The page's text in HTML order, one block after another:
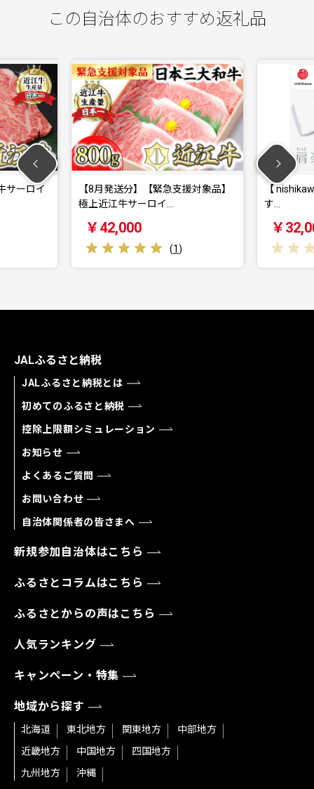
この自治体のおすすめ返礼品
分】【緊急支援対象品】
【 nishikawa/西川 】New 医師がす
す…
JALふるさと納税
JALふるさと納税とは
初めてのふるさと納税
控除上限額シミュレーション
お知らせ
よくあるご質問
お問い合わせ
自治体関係者の皆さまへ
新規参加自治体はこちら
ふるさとコラムはこちら
ふるさとからの声はこちら
人気ランキング
キャンペーン・特集
地域から探す
北海道 東北地方 関東地方
中部地方
近畿地方
中国地方
四国地方
九州地方
沖縄